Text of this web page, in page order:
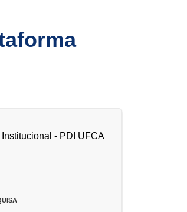
- PDI UFCA